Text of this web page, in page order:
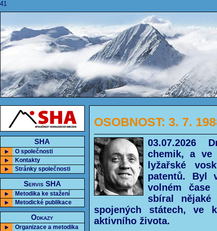
41
SHA
O společnosti
Kontakty
Stránky společnosti
Servis SHA
Metodika ke stažení
Metodické publikace
Odkazy
Organizace a metodika
OSOBNOST: 3. 7.
03.07.2026
chemik, a ve
lyžařské
patentů. Byl
volném
sbíral
spojených státech, ve
aktivního života.